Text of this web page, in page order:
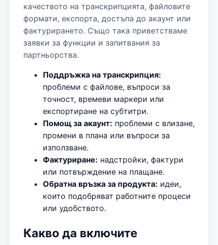
качеството на транскрипцията, файловите
формати, експорта, достъпа до акаунт или
фактурирането. Също така приветстваме
заявки за функции и запитвания за
партньорства.
Поддръжка на транскрипция:
проблеми с файлове, въпроси за
точност, времеви маркери или
експортиране на субтитри.
Помощ за акаунт: проблеми с влизане,
промени в плана или въпроси за
използване.
Фактуриране: надстройки, фактури
или потвърждение на плащане.
Обратна връзка за продукта: идеи,
които подобряват работните процеси
или удобството.
Какво да включите